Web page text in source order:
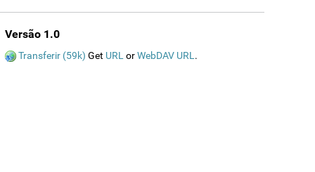
Versão 1.0
Transferir (59k) Get URL orWebDAV URL .